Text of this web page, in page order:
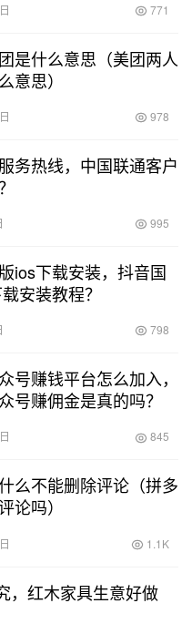
771
是什么意思（美团两人
意思）
978
务热线，中国联通客户
995
ios下载安装，抖音国
安装教程？
798
号赚钱平台怎么加入，
号赚佣金是真的吗？
845
么不能删除评论（拼多
论吗）
1.1K
，红木家具生意好做